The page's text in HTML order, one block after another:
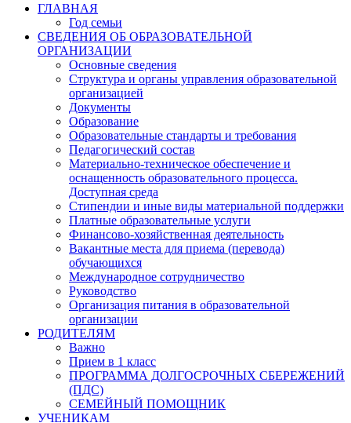
ГЛАВНАЯ
Год семьи
СВЕДЕНИЯ ОБ ОБРАЗОВАТЕЛЬНОЙ
ОРГАНИЗАЦИИ
Основные сведения
Структура и органы управления образовательной
организацией
Документы
Образование
Образовательные стандарты и требования
Педагогический состав
Материально-техническое обеспечение и
оснащенность образовательного процесса.
Доступная среда
Стипендии и иные виды материальной поддержки
Платные образовательные услуги
Финансово-хозяйственная деятельность
Вакантные места для приема (перевода)
обучающихся
Международное сотрудничество
Руководство
Организация питания в образовательной
организации
РОДИТЕЛЯМ
Важно
Прием в 1 класс
ПРОГРАММА ДОЛГОСРОЧНЫХ СБЕРЕЖЕНИЙ
(ПДС)
СЕМЕЙНЫЙ ПОМОЩНИК
УЧЕНИКАМ